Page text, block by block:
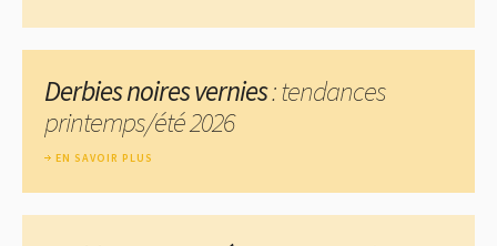
Derbies noires vernies: tendances
printemps/été 2026
EN SAVOIR PLUS